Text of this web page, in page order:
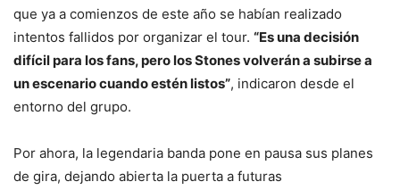
que ya a comienzos de este año se habían realizado
intentos fallidos por organizar el tour. “Es una decisión
difícil para los fans, pero los Stones volverán a subirse a
un escenario cuando estén listos”, indicaron desde el
entorno del grupo.
Por ahora, la legendaria banda pone en pausa sus planes
de gira, dejando abierta la puerta a futuras